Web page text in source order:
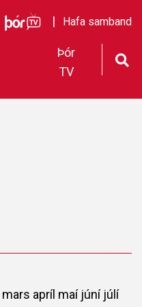
Þór
TV
ÞórTvHafa samband
mars apríl maí júní júlí